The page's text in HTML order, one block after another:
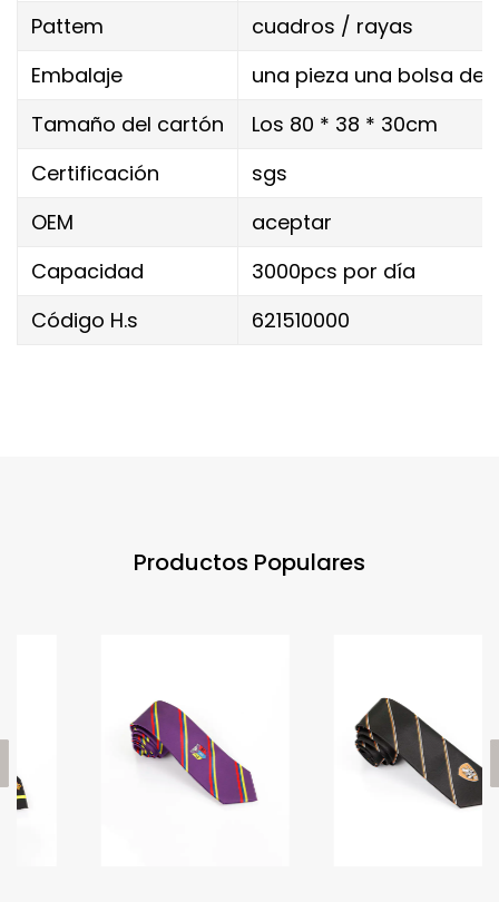
Pattem
cuadros / rayas
Embalaje
una pieza una bolsa de
Tamaño del cartón
Los 80 * 38 * 30cm
Certificación
sgs
OEM
aceptar
Capacidad
3000pcs por día
Código H.s
621510000
Productos Populares